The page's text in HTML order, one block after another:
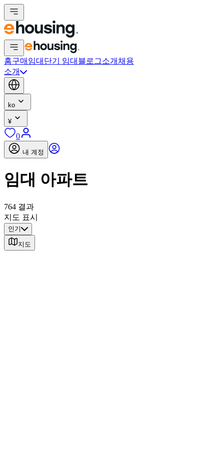
홈구매 임대 단기 임대 블로그소개 채용
소개
ko
¥
0
내 계정
임대 아파트
764 결과
지도 표시
인기
지도